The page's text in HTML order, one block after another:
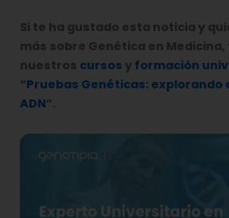
Si te ha gustado esta noticia y
más sobre Genética en
nuestros cursos y formación
“Pruebas Genéticas: explorando
ADN”.